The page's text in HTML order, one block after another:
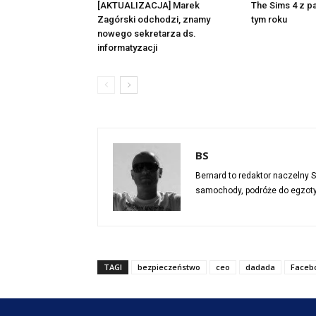
[AKTUALIZACJA] Marek
Zagórski odchodzi, znamy
nowego sekretarza ds.
informatyzacji
The Sims 4 z
tym roku
BS
Bernard to redaktor naczelny
samochody, podróże do
TAGI bezpieczeństwo ceo dadada